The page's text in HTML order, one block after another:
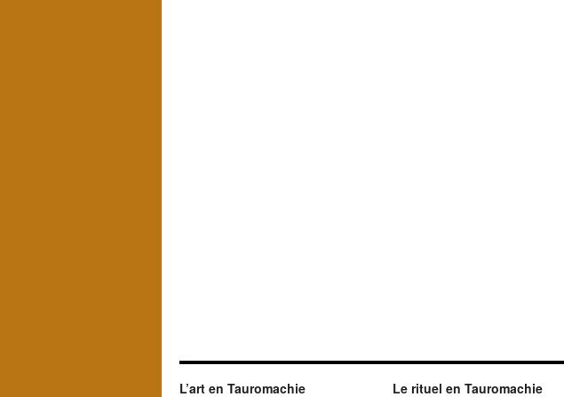
L’art en Tauromachie Le rituel en Tauromachie